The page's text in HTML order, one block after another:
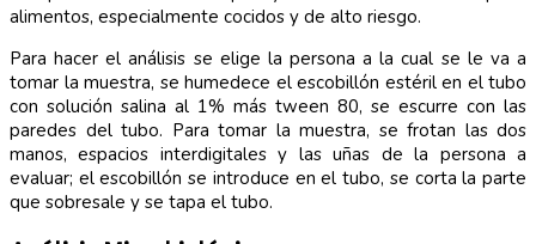
alimentos, especialmente cocidos y de alto riesgo.
Para hacer el análisis se elige la persona a la cual se le va a
tomar la muestra, se humedece el escobillón estéril en el tubo
con solución salina al 1% más tween 80, se escurre con las
paredes del tubo. Para tomar la muestra, se frotan las dos
manos, espacios interdigitales y las uñas de la persona a
evaluar; el escobillón se introduce en el tubo, se corta la parte
que sobresale y se tapa el tubo.